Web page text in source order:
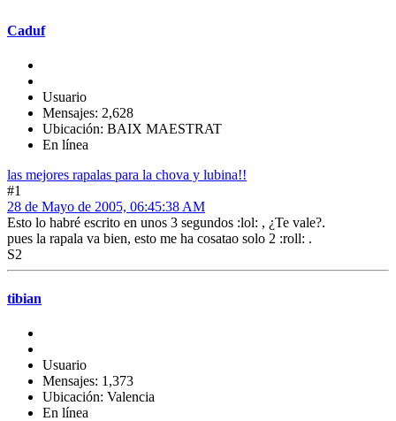
Caduf
Usuario
Mensajes: 2,628
Ubicación: BAIX MAESTRAT
En línea
las mejores rapalas para la chova y lubina!!
#1
28 de Mayo de 2005, 06:45:38 AM
Esto lo habré escrito en unos 3 segundos :lol: , ¿Te vale?.
pues la rapala va bien, esto me ha cosatao solo 2 :roll: .
S2
tibian
Usuario
Mensajes: 1,373
Ubicación: Valencia
En línea